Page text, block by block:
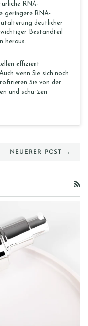
RNA-
geringere RNA-
deutlicher
Bestandteil
heraus.
effizient
wenn Sie sich noch
Sie von der
und schützen
NEUERER POST →